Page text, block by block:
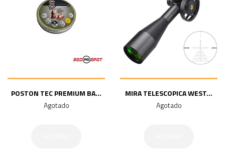
POSTON TEC PREMIUM BA...
Agotado
MIRA TELESCOPICA WEST...
Agotado